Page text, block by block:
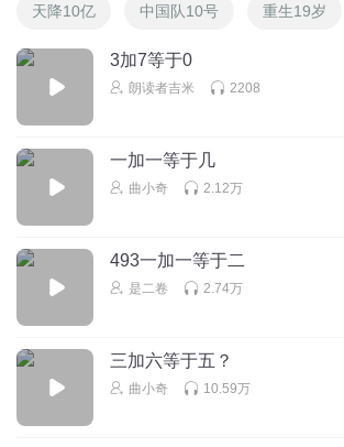
天降10亿 中国队10号 重生19岁
3加7等于0
朗读者吉米 2208
一加一等于几
曲小奇 2.12万
493一加一等于二
是二卷 2.74万
三加六等于五？
曲小奇 10.59万